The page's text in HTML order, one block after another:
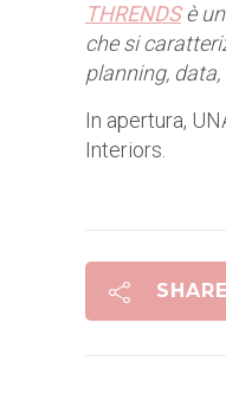
THRENDSè
che si
planning,
In apertura,
Interiors.
SHARE